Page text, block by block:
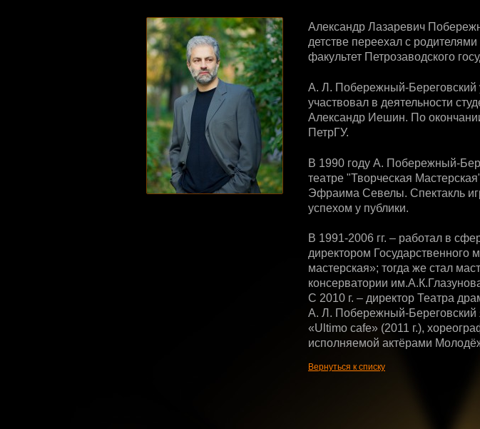
Александр Лазаревич
детстве переехал с
факультет Петрозаводского
А. Л. Побережный-Береговский
участвовал в деятельности
Александр Иешин. По
ПетрГУ.
В 1990 году А. Побережный-
театре "Творческая
Эфраима Севелы. Спектакль
успехом у публики.
В 1991-2006 гг. – работал в
директором Государственного
мастерская»; тогда же стал
консерватории
С 2010 г. – директор Театра
А. Л. Побережный-Береговский
«Ultimo cafe» (2011 г.),
исполняемой актёрами
Вернуться к списку